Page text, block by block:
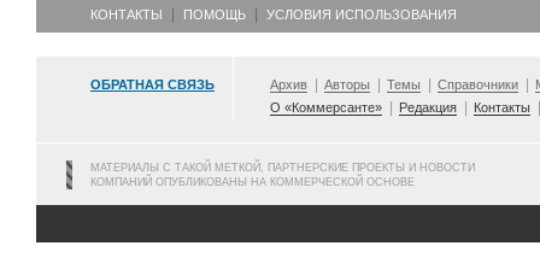
КОНТАКТЫ ПОМОЩЬ УСЛОВИЯ ИСПОЛЬЗОВАНИЯ
ОБРАТНАЯ СВЯЗЬ Архив Авторы Темы Справочники
О «Коммерсанте»
Редакция Контакты
МАТЕРИАЛЫ С ТАКОЙ МЕТКОЙ, ПАРТНЕРСКИЕ ПРОЕКТЫ И НОВОСТИ
КОМПАНИЙ ОПУБЛИКОВАНЫ НА КОММЕРЧЕСКОЙ ОСНОВЕ